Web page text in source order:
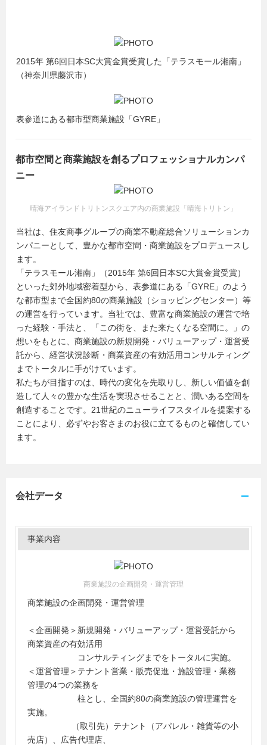
2015年 第6回日本SC大賞金賞受賞した「テラスモール湘南」
（神奈川県藤沢市）
表参道にある都市型商業施設「GYRE」
都市空間と商業施設を創るプロフェッショナルカンパ
ニー
晴海アイランドトリトンスクエア内の商業施設「晴海トリトン」
当社は、住友商事グループの商業不動産総合ソリューションカ
ンパニーとして、豊かな都市空間・商業施設をプロデュースし
ます。
「テラスモール湘南」（2015年 第6回日本SC大賞金賞受賞）
といった郊外地域密着型から、表参道にある「GYRE」のよう
な都市型まで全国約80の商業施設（ショッピングセンター）等
の運営を行っています。当社では、豊富な商業施設の運営で培
った経験・手法と、「この街を、また来たくなる空間に。」の
想いをもとに、商業施設の新規開発・バリューアップ・運営受
託から、経営状況診断・商業資産の有効活用コンサルティング
までトータルに手がけています。
私たちが目指すのは、時代の変化を先取りし、新しい価値を創
造して人々の豊かな生活を実現させることと、潤いある空間を
創造することです。21世紀のニューライフスタイルを提案する
ことにより、必ずやお客さまのお役に立てるものと確信してい
ます。
会社データ
事業内容
商業施設の企画開発・運営管理
商業施設の企画開発・運営管理
＜企画開発＞新規開発・バリューアップ・運営受託から
商業資産の有効活用
コンサルティングまでをトータルに実施。
＜運営管理＞テナント営業・販売促進・施設管理・業務
管理の4つの業務を
柱とし、全国約80の商業施設の管理運営を
実施。
（取引先）テナント（アパレル・雑貨等の小
売店）、広告代理店、